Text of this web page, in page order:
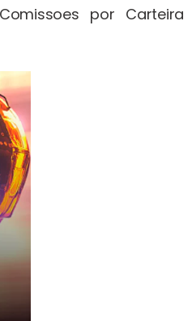
por Carteira